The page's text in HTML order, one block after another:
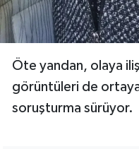
Öte yandan, olaya
görüntüleri de
soruşturma sürüyor.